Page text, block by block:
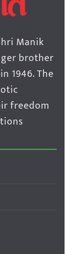
Manik
brother
1946. The
freedom